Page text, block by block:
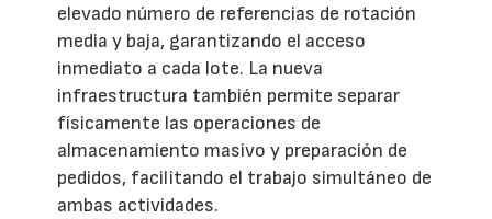
elevado número de referencias de rotación
media y baja, garantizando el acceso
inmediato a cada lote. La nueva
infraestructura también permite separar
físicamente las operaciones de
almacenamiento masivo y preparación de
pedidos, facilitando el trabajo simultáneo de
ambas actividades.